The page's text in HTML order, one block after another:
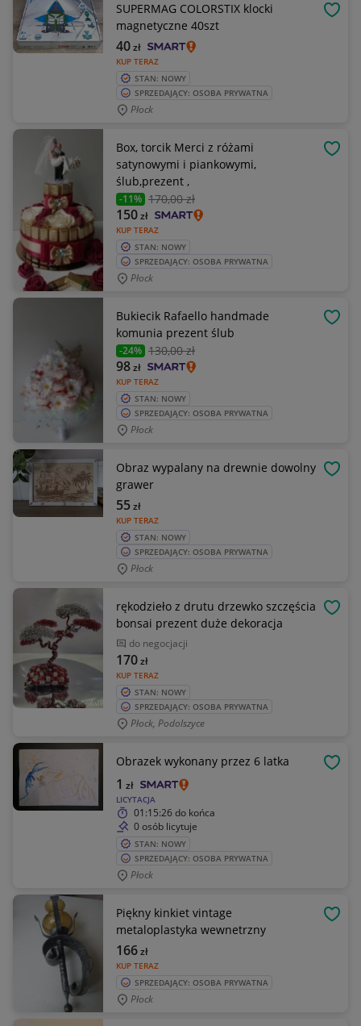
SUPERMAG COLORSTIX klocki
magnetyczne 40szt
KUP TERAZ
40zł
STAN: NOWY
SPRZEDAJĄCY: OSOBA PRYWATNA
Płock
Box, torcik Merci z różami
satynowymi i piankowymi,
ślub,prezent ,
-11% 170,00 zł
KUP TERAZ
150zł
STAN: NOWY
SPRZEDAJĄCY: OSOBA PRYWATNA
Płock
Bukiecik Rafaello handmade
komunia prezent ślub
-24% 130,00 zł
KUP TERAZ
98zł
STAN: NOWY
SPRZEDAJĄCY: OSOBA PRYWATNA
Płock
Obraz wypalany na drewnie dowolny
grawer
KUP TERAZ
55zł
STAN: NOWY
SPRZEDAJĄCY: OSOBA PRYWATNA
Płock
rękodzieło z drutu drzewko szczęścia
bonsai prezent duże dekoracja
do negocjacji
KUP TERAZ
170zł
STAN: NOWY
SPRZEDAJĄCY: OSOBA PRYWATNA
Płock, Podolszyce
Obrazek wykonany przez 6 latka
LICYTACJA
1 zł
01:15:26do końca
0 osób licytuje
STAN: NOWY
SPRZEDAJĄCY: OSOBA PRYWATNA
Płock
Piękny kinkiet vintage
metaloplastyka wewnetrzny
KUP TERAZ
166zł
SPRZEDAJĄCY: OSOBA PRYWATNA
Płock